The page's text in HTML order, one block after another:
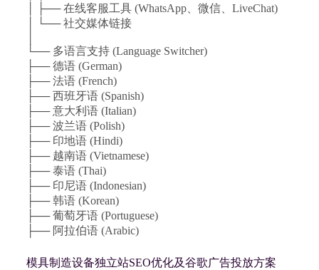
│ ├── 在线客服工具 (WhatsApp、微信、LiveChat)
│ └── 社交媒体链接
└── 多语言支持 (Language Switcher)
├── 德语 (German)
├── 法语 (French)
├── 西班牙语 (Spanish)
├── 意大利语 (Italian)
├── 波兰语 (Polish)
├── 印地语 (Hindi)
├── 越南语 (Vietnamese)
├── 泰语 (Thai)
├── 印尼语 (Indonesian)
├── 韩语 (Korean)
├── 葡萄牙语 (Portuguese)
├── 阿拉伯语 (Arabic)
模具制造设备独立站SEO优化及谷歌广告投放方案